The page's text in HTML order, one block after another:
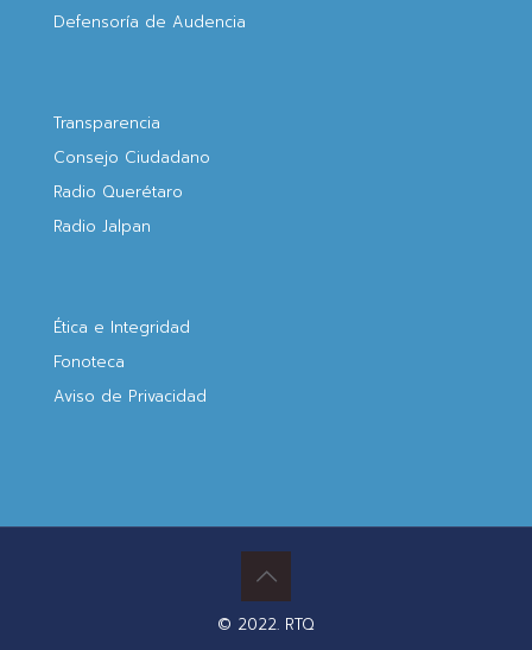
Defensoría de Audencia
Transparencia
Consejo Ciudadano
Radio Querétaro
Radio Jalpan
Ética e Integridad
Fonoteca
Aviso de Privacidad
© 2022. RTQ